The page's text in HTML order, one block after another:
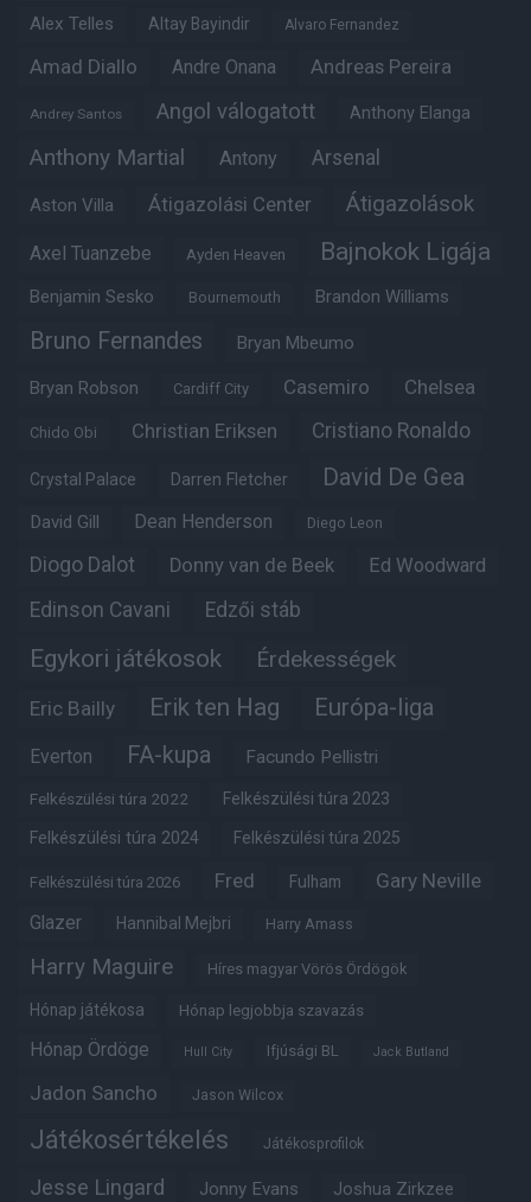
Alex Telles Altay Bayindir Alvaro Fernandez
Amad Diallo Andre Onana Andreas Pereira
Andrey Santos Angol válogatott Anthony Elanga
Anthony Martial Antony Arsenal
Aston Villa Átigazolási Center Átigazolások
Axel Tuanzebe Ayden Heaven Bajnokok Ligája
Benjamin Sesko Bournemouth Brandon Williams
Bruno Fernandes Bryan Mbeumo
Bryan Robson Cardiff City Casemiro Chelsea
Chido Obi Christian Eriksen Cristiano Ronaldo
Crystal Palace Darren Fletcher David De Gea
David Gill Dean Henderson Diego Leon
Diogo Dalot Donny van de Beek Ed Woodward
Edinson Cavani Edzői stáb
Egykori játékosok Érdekességek
Eric Bailly Erik ten Hag Európa-liga
Everton FA-kupa Facundo Pellistri
Felkészülési túra 2022 Felkészülési túra 2023
Felkészülési túra 2024 Felkészülési túra 2025
Felkészülési túra 2026 Fred Fulham Gary Neville
Glazer Hannibal Mejbri Harry Amass
Harry Maguire Híres magyar Vörös Ördögök
Hónap játékosa Hónap legjobbja szavazás
Hónap Ördöge Hull City Ifjúsági BL Jack Butland
Jadon Sancho Jason Wilcox
Játékosértékelés Játékosprofilok
Jesse Lingard Jonny Evans Joshua Zirkzee